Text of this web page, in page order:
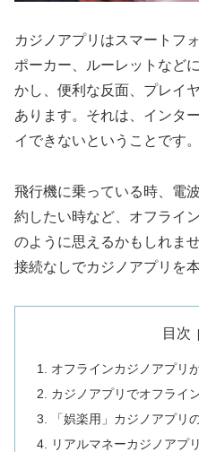
カジノアプリはスマートフ
ポーカー、ルーレットなど
かし、便利な反面、プレイ
あります。それは、インタ
イできないということです。
飛行機に乗っている時、電
約したい時など、オフライ
のように思えるかもしれま
接続なしでカジノアプリを
目次
オフラインカジノアプリ
カジノアプリでオフライ
「娯楽用」カジノアプリ
リアルマネーカジノアプ